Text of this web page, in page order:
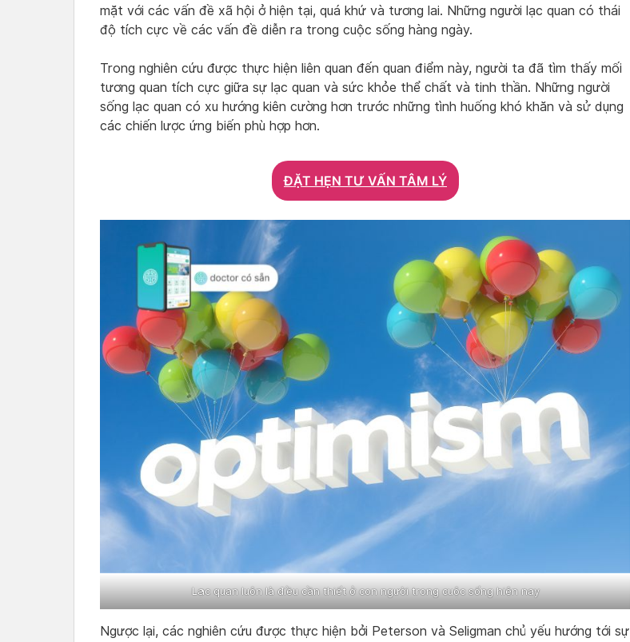
mặt với các vấn đề xã hội ở hiện tại, quá khứ và tương lai. Những người lạc quan có thái
độ tích cực về các vấn đề diễn ra trong cuộc sống hàng ngày.
Trong nghiên cứu được thực hiện liên quan đến quan điểm này, người ta đã tìm thấy mối
tương quan tích cực giữa sự lạc quan và sức khỏe thể chất và tinh thần. Những người
sống lạc quan có xu hướng kiên cường hơn trước những tình huống khó khăn và sử dụng
các chiến lược ứng biến phù hợp hơn.
ĐẶT HẸN TƯ VẤN TÂM LÝ
Lạc quan luôn là điều cần thiết ở con người trong cuộc sống hiện nay
Ngược lại, các nghiên cứu được thực hiện bởi Peterson và Seligman chủ yếu hướng tới sự